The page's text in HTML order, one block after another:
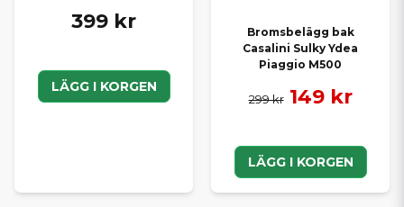
399 kr
LÄGG I KORGEN
Bromsbelägg bak
Casalini Sulky Ydea
Piaggio M500
299 kr 149 kr
LÄGG I KORGEN